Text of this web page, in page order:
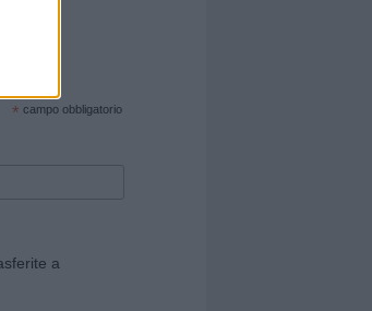
* campo obbligatorio
a